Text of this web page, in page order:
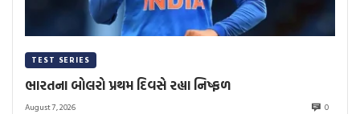
TEST SERIES
ભારતના બોલરો પ્રથમ દિવસે રહ્યા નિષ્ફળ
August 7, 2026 0